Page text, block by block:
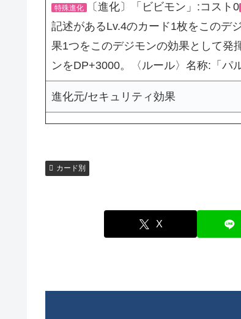
特殊進化 〔進化〕「ビビモン」:コスト0
記述があるLv.4のカード1枚をこのデ
果1つをこのデジモンの効果として発
ンをDP+3000。〈ルール〉名称:「パ
進化元/セキュリティ効果
カード別
X